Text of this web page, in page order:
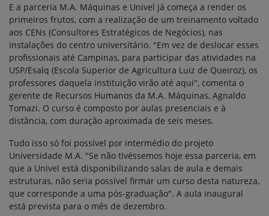
E a parceria M.A. Máquinas e Univel já começa a render os
primeiros frutos, com a realização de um treinamento voltado
aos CENs (Consultores Estratégicos de Negócios), nas
instalações do centro universitário. "Em vez de deslocar esses
profissionais até Campinas, para participar das atividades na
USP/Esalq (Escola Superior de Agricultura Luiz de Queiroz), os
professores daquela instituição virão até aqui", comenta o
gerente de Recursos Humanos da M.A. Máquinas, Agnaldo
Tomazi. O curso é composto por aulas presenciais e à
distância, com duração aproximada de seis meses.
Tudo isso só foi possível por intermédio do projeto
Universidade M.A. "Se não tivéssemos hoje essa parceria, em
que a Univel está disponibilizando salas de aula e demais
estruturas, não seria possível firmar um curso desta natureza,
que corresponde a uma pós-graduação". A aula inaugural
está prevista para o mês de dezembro.